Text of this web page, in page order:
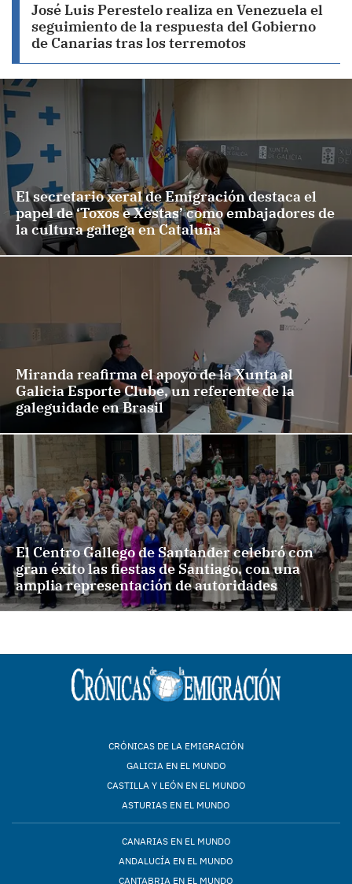
José Luis Perestelo realiza en Venezuela el
seguimiento de la respuesta del Gobierno
de Canarias tras los terremotos
El secretario xeral de Emigración destaca el
papel de ‘Toxos e Xestas’ como embajadores de
la cultura gallega en Cataluña
Miranda reafirma el apoyo de la Xunta al
Galicia Esporte Clube, un referente de la
galeguidade en Brasil
El Centro Gallego de Santander celebró con
gran éxito las fiestas de Santiago, con una
amplia representación de autoridades
CRÓNICAS DE LA EMIGRACIÓN
GALICIA EN EL MUNDO
CASTILLA Y LEÓN EN EL MUNDO
ASTURIAS EN EL MUNDO
CANARIAS EN EL MUNDO
ANDALUCÍA EN EL MUNDO
CANTABRIA EN EL MUNDO